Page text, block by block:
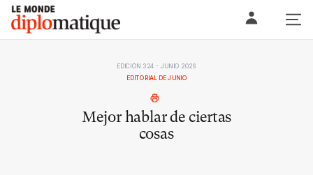
Skip
content
Le monde diplomatique
EDICIÓN 324 - JUNIO 2026
EDITORIAL DE JUNIO
Mejor hablar de ciertas
cosas